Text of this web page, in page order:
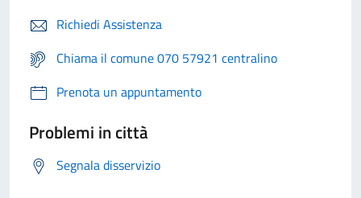
Richiedi Assistenza
Chiama il comune 070 57921 centralino
Prenota un appuntamento
Problemi in città
Segnala disservizio